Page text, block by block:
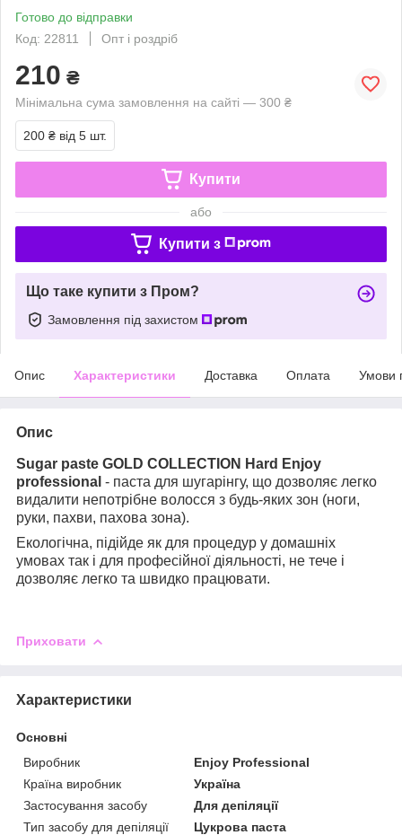
Готово до відправки
Код: 22811
Опт і роздріб
210 ₴
Мінімальна сума замовлення на сайті — 300 ₴
200 ₴ від 5 шт.
Купити
або
Купити з
Що таке купити з Пром?
Замовлення під захистом
Опис Характеристики Доставка Оплата Умови
Опис
Sugar paste GOLD COLLECTION Hard Enjoy
professional - паста для шугарінгу, що дозволяє легко
видалити непотрібне волосся з будь-яких зон (ноги,
руки, пахви, пахова зона).
Екологічна, підійде як для процедур у домашніх
умовах так і для професійної діяльності, не тече і
дозволяє легко та швидко працювати.
Приховати
Характеристики
Основні
Виробник
Enjoy Professional
Країна виробник
Україна
Застосування засобу
Для депіляції
Тип засобу для депіляції
Цукрова паста